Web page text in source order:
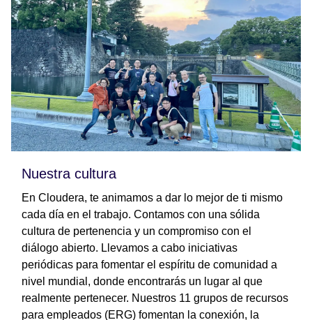
Nuestra cultura
En Cloudera, te animamos a dar lo mejor de ti mismo
cada día en el trabajo. Contamos con una sólida
cultura de pertenencia y un compromiso con el
diálogo abierto. Llevamos a cabo iniciativas
periódicas para fomentar el espíritu de comunidad a
nivel mundial, donde encontrarás un lugar al que
realmente pertenecer. Nuestros 11 grupos de recursos
para empleados (ERG) fomentan la conexión, la